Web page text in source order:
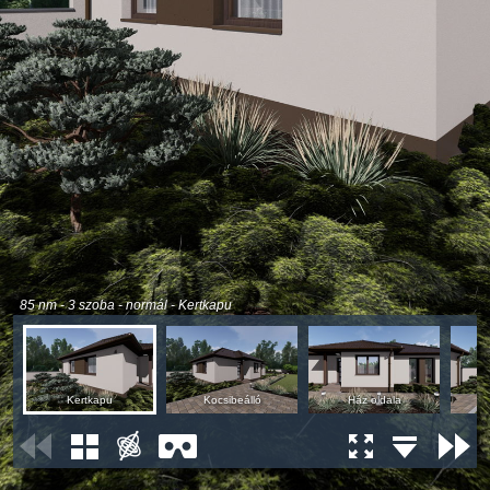
85 nm - 3 szoba - normál - Kertkapu
Kertkapu Kocsibeálló Ház oldala